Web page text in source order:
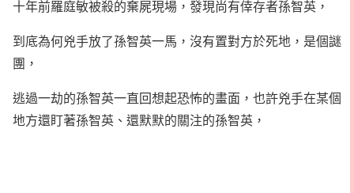
十年前羅庭敏被殺的棄屍現場，發現尚有倖存者孫智英，
到底為何兇手放了孫智英一馬，沒有置對方於死地，是個謎
團，
逃過一劫的孫智英一直回想起恐怖的畫面，也許兇手在某個
地方還盯著孫智英、還默默的關注的孫智英，